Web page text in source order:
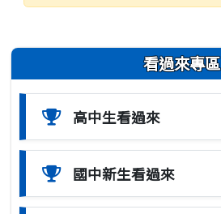
左邊區域內容 看過來專區
高中生看過來
國中新生看過來